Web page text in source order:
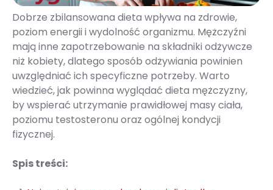
Dobrze zbilansowana dieta wpływa na zdrowie,
poziom energii i wydolność organizmu. Mężczyźni
mają inne zapotrzebowanie na składniki odżywcze
niż kobiety, dlatego sposób odżywiania powinien
uwzględniać ich specyficzne potrzeby. Warto
wiedzieć, jak powinna wyglądać dieta mężczyzny,
by wspierać utrzymanie prawidłowej masy ciała,
poziomu testosteronu oraz ogólnej kondycji
fizycznej.
Spis treści: